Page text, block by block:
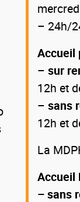
– 24h/
Accueil
– sur
12h et
– sans
12h et
La
Accueil
– sans